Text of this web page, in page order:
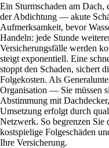
Ein Sturmschaden am Dach,
der Abdichtung — akute
Aufmerksamkeit, bevor
Handeln: jede Stunde
Versicherungsfälle werden
steigt exponentiell. Eine
stoppt den Schaden, sichert
Folgekosten. Als
Organisation — Sie müssen
Abstimmung mit
Umsetzung erfolgt durch
Netzwerk. So begrenzen Sie
kostspielige Folgeschäden
Ihre Versicherung.